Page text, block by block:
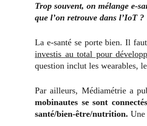
Trop souvent, on mélange e-
que l’on retrouve dans l’IoT
La e-santé se porte bien. Il
investis au total pour
question inclut les wearables,
Par ailleurs, Médiamétrie a
mobinautes se sont
santé/bien-être/nutrition. Une